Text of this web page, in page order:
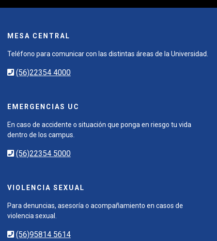
MESA CENTRAL
Teléfono para comunicar con las distintas áreas de la Universidad.
(56)22354 4000
EMERGENCIAS UC
En caso de accidente o situación que ponga en riesgo tu vida
dentro de los campus.
(56)22354 5000
VIOLENCIA SEXUAL
Para denuncias, asesoría o acompañamiento en casos de
violencia sexual.
(56)95814 5614